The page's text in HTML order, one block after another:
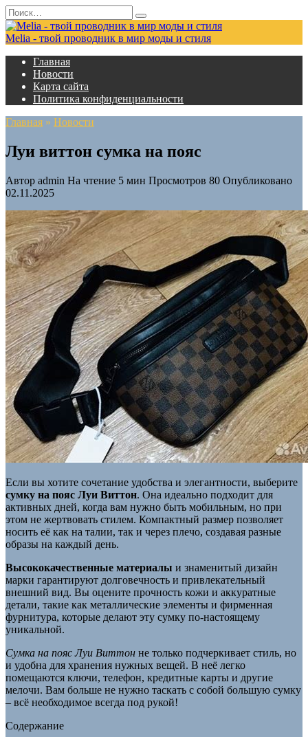
Перейти
к
содержанию
Search
for:
Melia - твой проводник в мир моды и стиля
Главная
Новости
Карта сайта
Политика конфиденциальности
Главная » Новости
Луи виттон сумка на пояс
Автор admin На чтение 5 мин Просмотров 80 Опубликовано
02.11.2025
Если вы хотите сочетание удобства и элегантности, выберите
сумку на пояс Луи Виттон. Она идеально подходит для
активных дней, когда вам нужно быть мобильным, но при
этом не жертвовать стилем. Компактный размер позволяет
носить её как на талии, так и через плечо, создавая разные
образы на каждый день.
Высококачественные материалы и знаменитый дизайн
марки гарантируют долговечность и привлекательный
внешний вид. Вы оцените прочность кожи и аккуратные
детали, такие как металлические элементы и фирменная
фурнитура, которые делают эту сумку по-настоящему
уникальной.
Сумка на пояс Луи Виттон не только подчеркивает стиль, но
и удобна для хранения нужных вещей. В неё легко
помещаются ключи, телефон, кредитные карты и другие
мелочи. Вам больше не нужно таскать с собой большую сумку
– всё необходимое всегда под рукой!
Содержание